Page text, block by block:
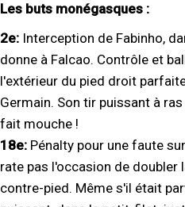
Les buts monégasques :
2e: Interception de Fabinho,
donne à Falcao. Contrôle et
l'extérieur du pied droit
Germain. Son tir puissant à
fait mouche !
18e: Pénalty pour une faute
rate pas l'occasion de doubler
contre-pied. Même s'il était